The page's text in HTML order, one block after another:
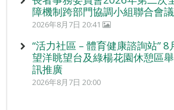
障機制跨部門協調小組聯合會議
2026年8月7日 20:41
“活力社區 – 體育健康諮詢站”
望洋眺望台及綠楊花園休憩區
訊推廣
2026年8月7日 20:00